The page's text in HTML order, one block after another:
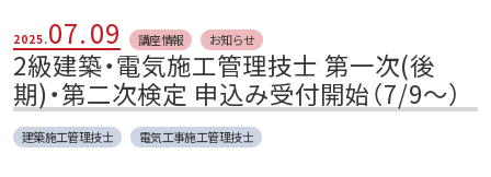
2級建築・電気施工管理技士 第一次(後
期)・第二次検定 申込み受付開始（7/9～）
2025.07.09 講座情報 お知らせ
建築施工管理技士 電気工事施工管理技士